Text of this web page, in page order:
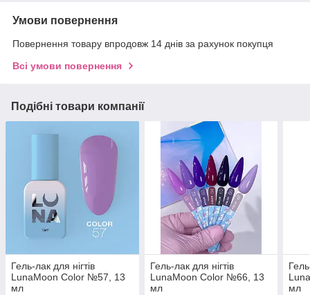
Умови повернення
Повернення товару впродовж 14 днів за рахунок покупця
Всі умови повернення
Подібні товари компанії
Гель-лак для нігтів
LunaMoon Color №57, 13
мл
Гель-лак для нігтів
LunaMoon Color №66, 13
мл
мл